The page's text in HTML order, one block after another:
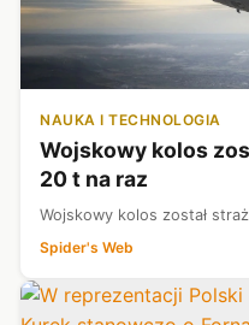
NAUKA I TECHNOLOGIA
Wojskowy kolos
20 t na raz
Wojskowy kolos został
Spider's Web